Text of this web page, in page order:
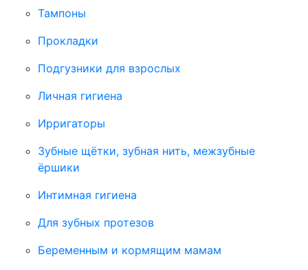
Тампоны
Прокладки
Подгузники для взрослых
Личная гигиена
Ирригаторы
Зубные щётки, зубная нить, межзубные
ёршики
Интимная гигиена
Для зубных протезов
Беременным и кормящим мамам